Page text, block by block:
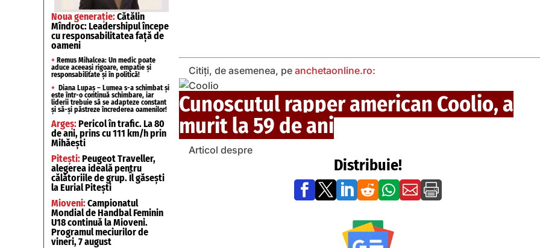
Noua generație:Cătălin
Mîndroc: Leadershipul începe
cu responsabilitatea față de
oameni
+ Remus Mihalcea: Un medic poate
aduce aceeași rigoare, empatie și
responsabilitate și în politică!
+ Diana Lupaș – Lumea s-a schimbat și
este într-o continuă schimbare, iar
liderii trebuie să se adapteze constant
și să-și păstreze încrederea oamenilor!
Argeș:Pericol în trafic. La 80
de ani, prins cu 111 km/h prin
Mihăești
Pitești:Peugeot Traveller,
alegerea ideală pentru
călătoriile de grup. Îl găsești
la Eurial Pitești
Mioveni:Campionatul
Mondial de Handbal Feminin
U18 continuă la Mioveni.
Programul meciurilor de
vineri, 7 august
Citiți, de asemenea, pe anchetaonline.ro:
Cunoscutul rapper american Coolio, a
murit la 59 de ani
Articol despre
Distribuie!
      